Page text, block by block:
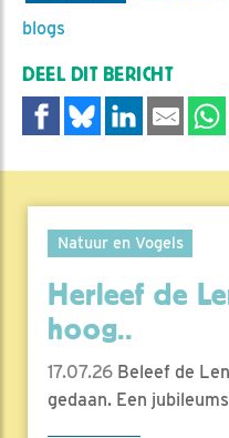
blogs
DEEL DIT BERICHT
Natuur en Vogels
Herleef de
hoog..
17.07.26 Beleef de
gedaan. Een